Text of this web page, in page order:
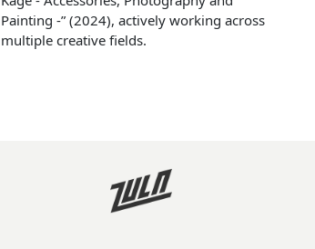
Painting -” (2024), actively working across
multiple creative fields.